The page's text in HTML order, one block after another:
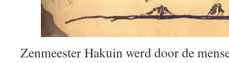
Zenmeester Hakuin werd door de